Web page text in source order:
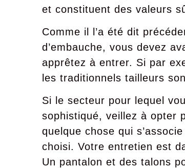
et constituent des valeurs
Comme il l’a été dit
d’embauche, vous devez
apprêtez à entrer. Si par
les traditionnels tailleurs
Si le secteur pour lequel
sophistiqué, veillez à opter
quelque chose qui
choisi. Votre entretien est
Un pantalon et des talons